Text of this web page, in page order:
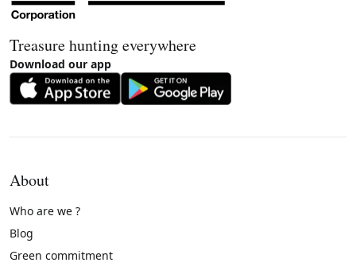
Treasure hunting everywhere
Download our app
About
Who are we ?
Blog
Green commitment